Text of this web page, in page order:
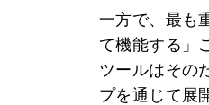
一方で、最も
て機能する」
ツールはその
プを通じて展